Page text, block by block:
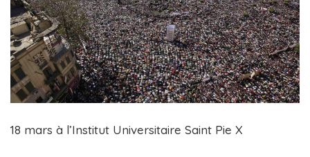
18 mars à l’Institut Universitaire Saint Pie X